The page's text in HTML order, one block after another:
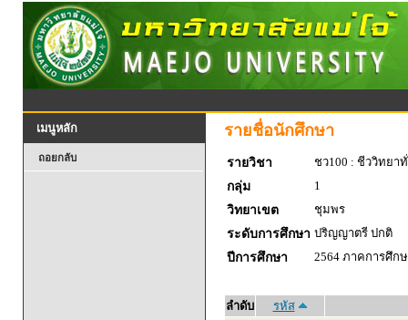
เมนูหลัก
ถอยกลับ
รายชื่อนักศึกษา
รายวิชา
ชว100 : ชีววิทยา
กลุ่ม
1
วิทยาเขต
ชุมพร
ระดับการศึกษา ปริญญาตรี ปกติ
ปีการศึกษา
2564 ภาคการศึก
ลำดับ
รหัส